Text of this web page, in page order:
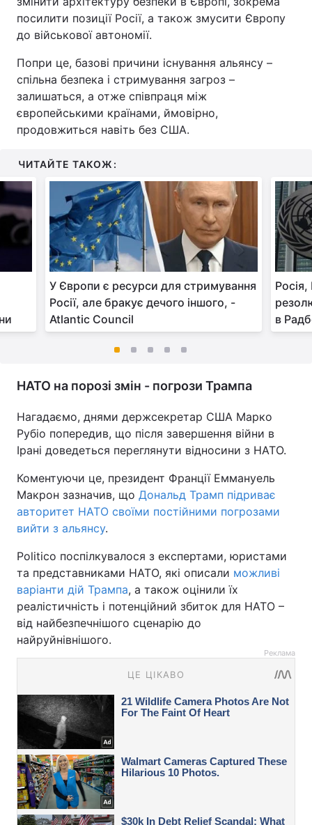
посилити позиції Росії, а також змусити Європу
до військової автономії.
Попри це, базові причини існування альянсу –
спільна безпека і стримування загроз –
залишаться, а отже співпраця між
європейськими країнами, ймовірно,
продовжиться навіть без США.
ЧИТАЙТЕ ТАКОЖ:
У Європи є ресурси для стримування
Росії, але бракує дечого іншого, -
Atlantic Council
в
НАТО на порозі змін - погрози Трампа
Нагадаємо, днями держсекретар США Марко
Рубіо попередив, що після завершення війни в
Ірані доведеться переглянути відносини з НАТО.
Коментуючи це, президент Франції Еммануель
Макрон зазначив, що Дональд Трамп підриває
авторитет НАТО своїми постійними погрозами
вийти з альянсу.
Politico поспілкувалося з експертами, юристами
та представниками НАТО, які описали можливі
варіанти дій Трампа, а також оцінили їх
реалістичність і потенційний збиток для НАТО –
від найбезпечнішого сценарію до
найруйнівнішого.
Реклама